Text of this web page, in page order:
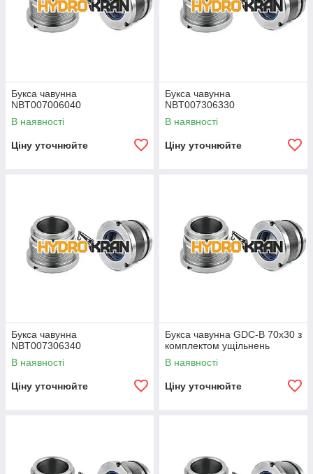
Букса чавунна
NBT007006040
В наявності
Ціну уточнюйте
Букса чавунна
NBT007306330
В наявності
Ціну уточнюйте
Букса чавунна
NBT007306340
В наявності
Ціну уточнюйте
Букса чавунна GDC-B 70х30 з
комплектом ущільнень
В наявності
Ціну уточнюйте